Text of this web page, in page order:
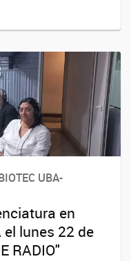
UBA-
en
lunes 22 de
RADIO"